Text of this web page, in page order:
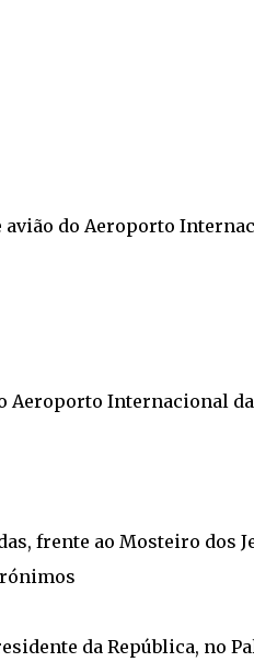
do Aeroporto
Aeroporto Internacional
frente ao Mosteiro dos
da República, no